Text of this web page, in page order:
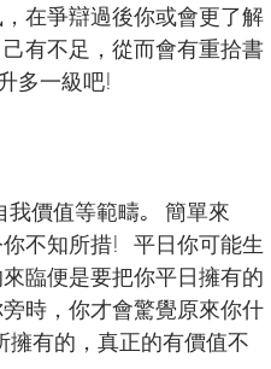
在爭辯過後你或會更了解
有不足，從而會有重拾書
多一級吧!
價值等範疇｡  簡單來
不知所措!  平日你可能生
臨便是要把你平日擁有的
時，你才會驚覺原來你什
有的，真正的有價值不